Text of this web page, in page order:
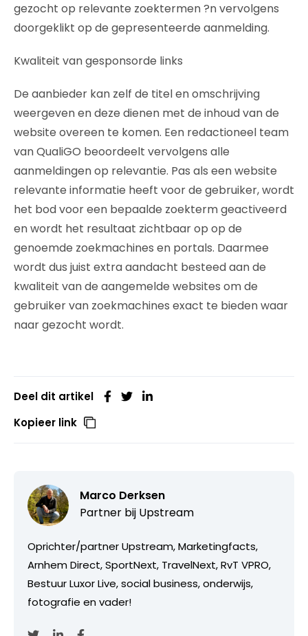
gezocht op relevante zoektermen ?n vervolgens
doorgeklikt op de gepresenteerde aanmelding.
Kwaliteit van gesponsorde links
De aanbieder kan zelf de titel en omschrijving
weergeven en deze dienen met de inhoud van de
website overeen te komen. Een redactioneel team
van QualiGO beoordeelt vervolgens alle
aanmeldingen op relevantie. Pas als een website
relevante informatie heeft voor de gebruiker, wordt
het bod voor een bepaalde zoekterm geactiveerd
en wordt het resultaat zichtbaar op op de
genoemde zoekmachines en portals. Daarmee
wordt dus juist extra aandacht besteed aan de
kwaliteit van de aangemelde websites om de
gebruiker van zoekmachines exact te bieden waar
naar gezocht wordt.
Deel dit artikel
Kopieer link
Marco Derksen
Partner bij Upstream
Oprichter/partner Upstream, Marketingfacts,
Arnhem Direct, SportNext, TravelNext, RvT VPRO,
Bestuur Luxor Live, social business, onderwijs,
fotografie en vader!